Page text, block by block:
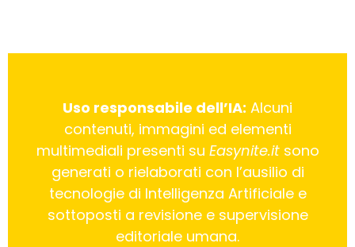
Uso responsabile dell’IA: Alcuni
contenuti, immagini ed elementi
multimediali presenti su Easynite.itsono
generati o rielaborati con l’ausilio di
tecnologie di Intelligenza Artificiale e
sottoposti a revisione e supervisione
editoriale umana.